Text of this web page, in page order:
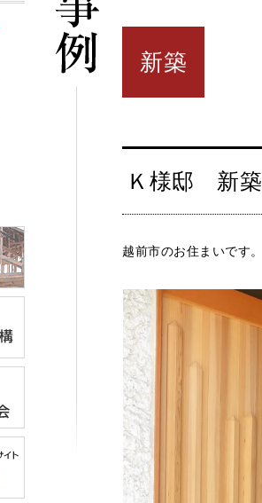
新築
Ｋ様邸 新築
越前市のお住まいです。